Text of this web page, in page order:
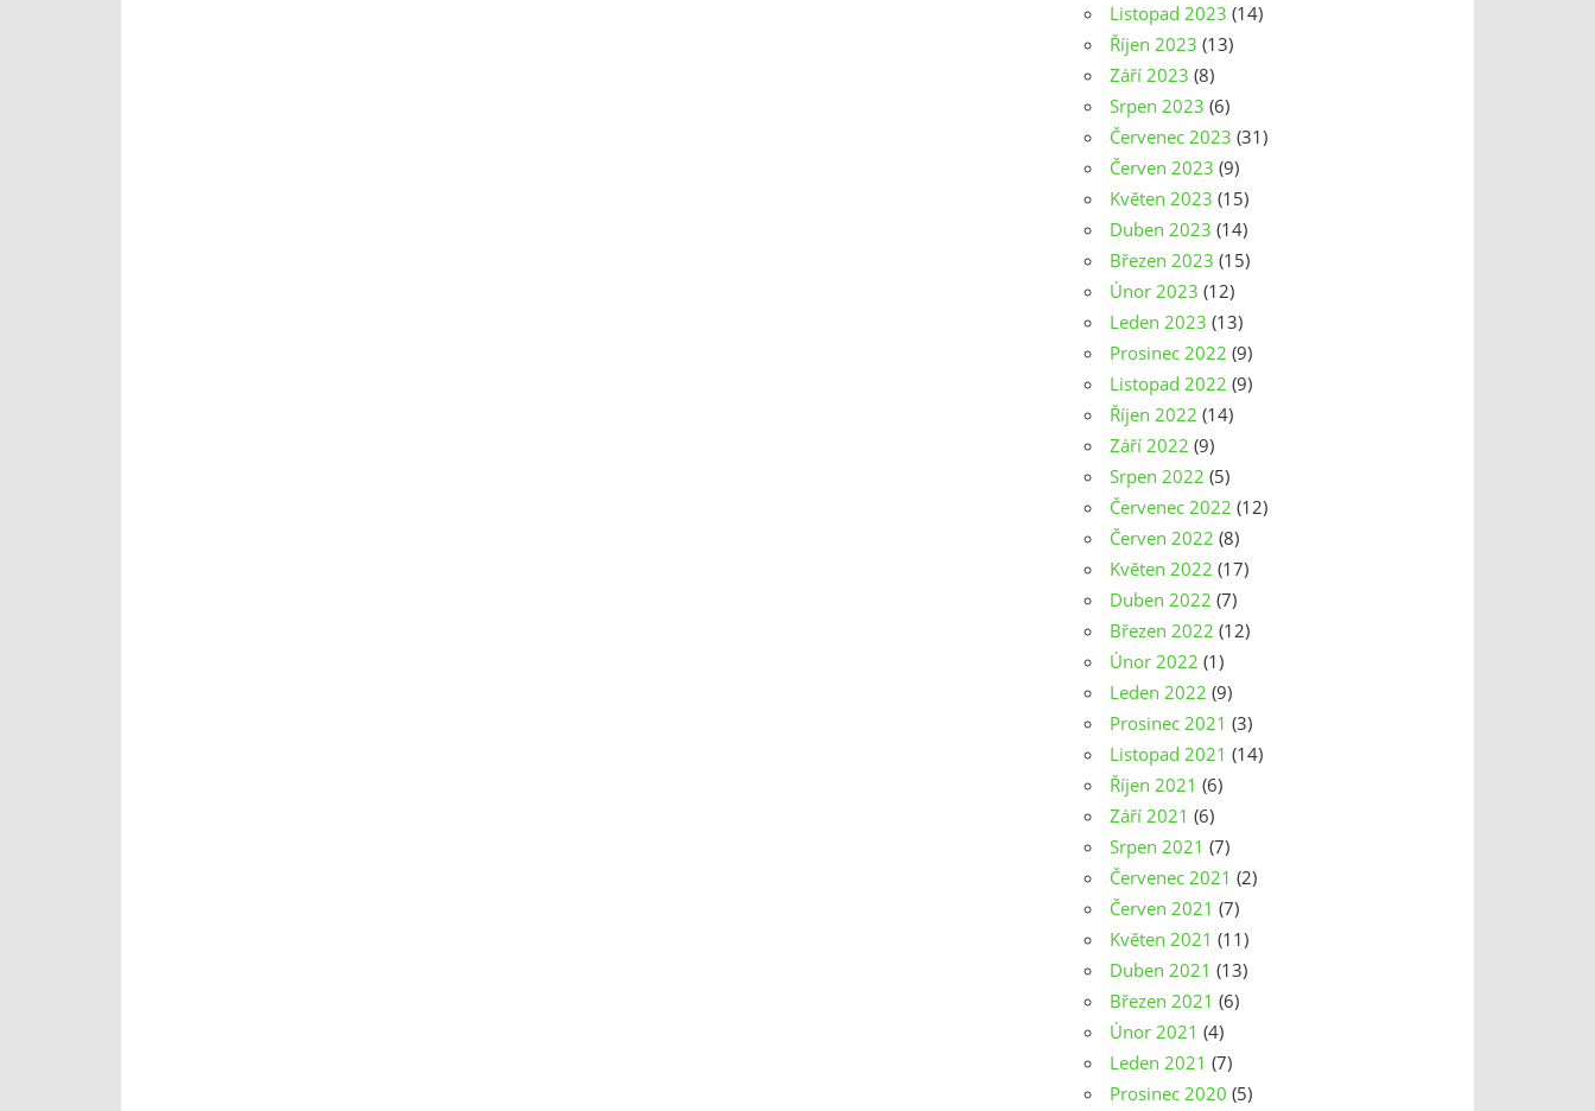
Listopad 2023 (14)
Říjen 2023 (13)
Září 2023 (8)
Srpen 2023 (6)
Červenec 2023 (31)
Červen 2023 (9)
Květen 2023 (15)
Duben 2023 (14)
Březen 2023 (15)
Únor 2023 (12)
Leden 2023 (13)
Prosinec 2022 (9)
Listopad 2022 (9)
Říjen 2022 (14)
Září 2022 (9)
Srpen 2022 (5)
Červenec 2022 (12)
Červen 2022 (8)
Květen 2022 (17)
Duben 2022 (7)
Březen 2022 (12)
Únor 2022 (1)
Leden 2022 (9)
Prosinec 2021 (3)
Listopad 2021 (14)
Říjen 2021 (6)
Září 2021 (6)
Srpen 2021 (7)
Červenec 2021 (2)
Červen 2021 (7)
Květen 2021 (11)
Duben 2021 (13)
Březen 2021 (6)
Únor 2021 (4)
Leden 2021 (7)
Prosinec 2020 (5)